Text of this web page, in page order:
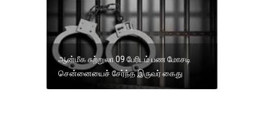
ஆன்மீக சுற்றுலா 09 பேரிடம் பண மோசடி
சென்னையைச் சேர்ந்த இருவர் கைது